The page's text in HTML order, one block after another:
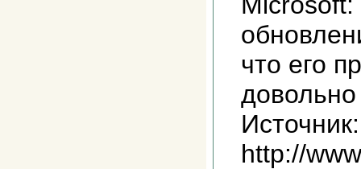
что его
Источник:
http://